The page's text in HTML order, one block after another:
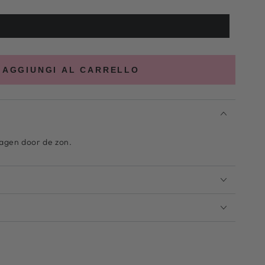
AGGIUNGI AL CARRELLO
door de zon.